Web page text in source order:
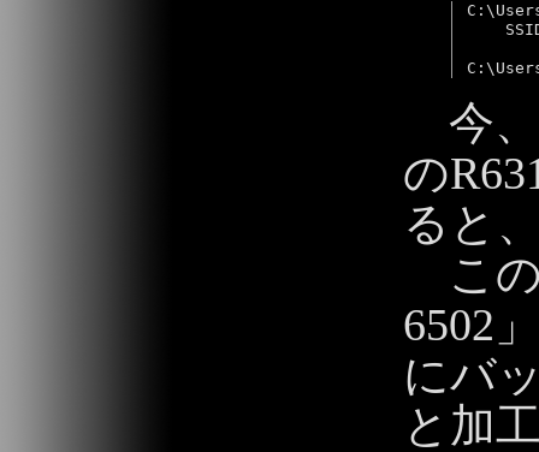
今、
の
ると
この
6502
にバ
と加